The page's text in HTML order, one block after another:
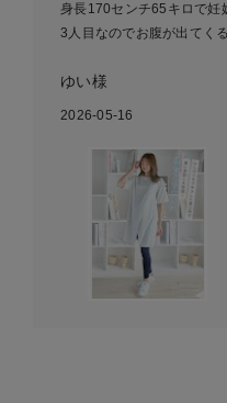
身長170センチ65キロで妊
3人目なのでお腹が出てく
ゆい様
2026-05-16